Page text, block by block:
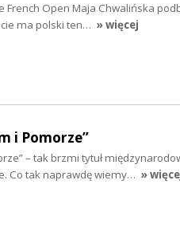
Open Maja Chwalińska
ma polski ten… » więcej
i Pomorze”
– tak brzmi tytuł
Co tak naprawdę wiemy… »